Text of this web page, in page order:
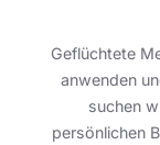
Geflüchtete
anwenden
suchen
persönlichen